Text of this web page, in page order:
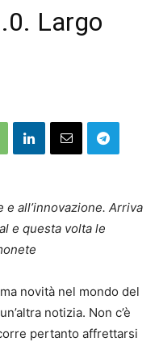
Largo
e all’innovazione. Arriva
e questa volta le
novità nel mondo del
notizia. Non c’è
pertanto affrettarsi